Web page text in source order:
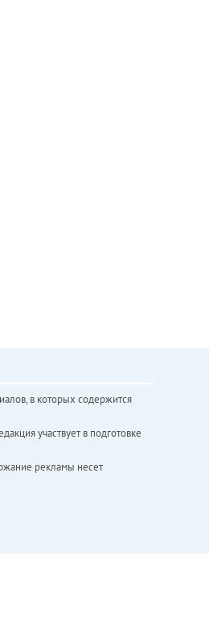
в которых содержится
участвует в подготовке
рекламы несет